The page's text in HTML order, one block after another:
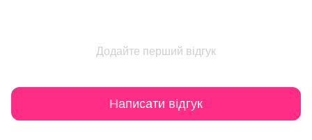
Додайте перший відгук
Написати відгук